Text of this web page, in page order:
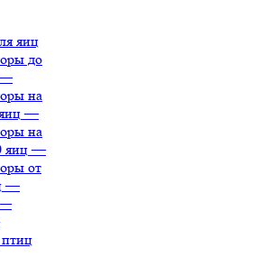
яиц
до
на
—
на
яиц —
от
—